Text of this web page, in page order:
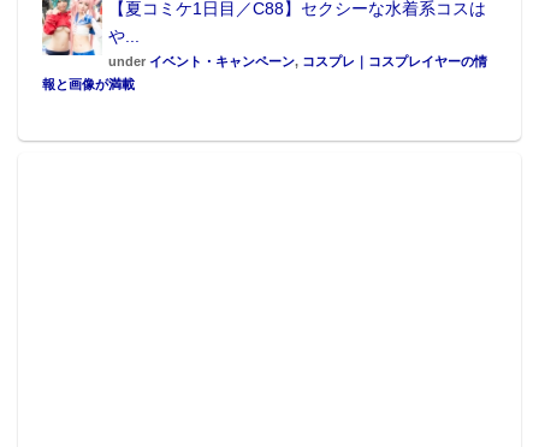
【夏コミケ1日目／C88】セクシーな水着系コスは
や...
under イベント・キャンペーン, コスプレ｜コスプレイヤーの情
報と画像が満載